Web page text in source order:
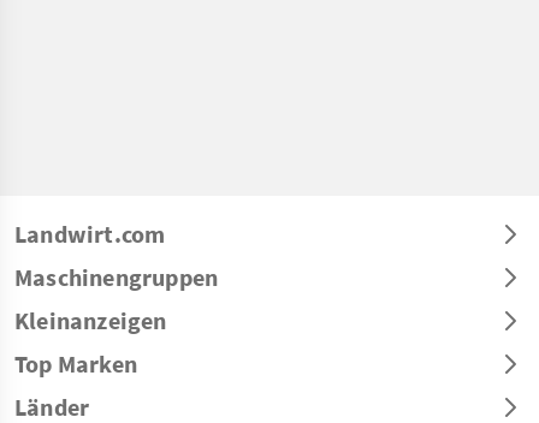
Landwirt.com
Maschinengruppen
Kleinanzeigen
Top Marken
Länder